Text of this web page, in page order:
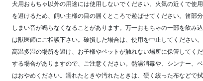
犬用おもちゃ以外の用途には使用しないでください。火気の近くで使
を避けるため、飼い主様の目の届くところで遊ばせてください。笛部
しまい音が鳴らなくなることがあります。万一おもちゃの一部を飲み
は獣医師にご相談下さい。破損した場合は、使用を中止してください
高温多湿の場所を避け、お子様やペットが触れない場所に保管してく
する場合がありますので、ご注意ください。熱湯消毒や、シンナー、
はおやめください。濡れたときや汚れたときは、硬く絞った布などで